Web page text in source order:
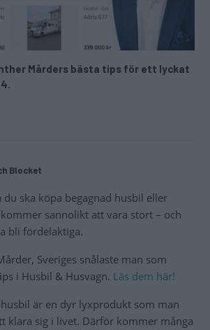
Mårders bästa tips för ett lyckat
Blocket
du ska köpa begagnad husbil eller
sannolikt att vara stort – och
bli fördelaktiga.
Sveriges snålaste man som
i Husbil & Husvagn. Läs dem här!
är en dyr lyxprodukt som man
klara sig i livet. Därför kommer många